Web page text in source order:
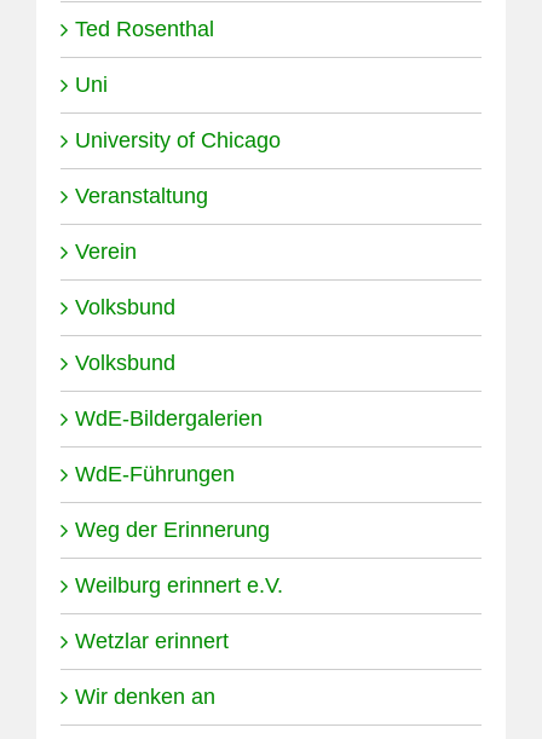
Ted Rosenthal
Uni
University of Chicago
Veranstaltung
Verein
Volksbund
Volksbund
WdE-Bildergalerien
WdE-Führungen
Weg der Erinnerung
Weilburg erinnert e.V.
Wetzlar erinnert
Wir denken an